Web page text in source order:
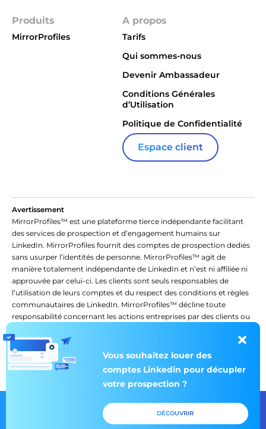
Produits
MirrorProfiles
A propos
Tarifs
Qui sommes-nous
Devenir Ambassadeur
Conditions Générales
d’Utilisation
Politique de Confidentialité
Espace client
Avertissement
MirrorProfiles™ est une plateforme tierce indépendante facilitant
des services de prospection et d’engagement humains sur
LinkedIn. MirrorProfiles fournit des comptes de prospection dediés
sans usurper l’identités de personne. MirrorProfiles™ agit de
manière totalement indépendante de LinkedIn et n’est ni affiliée ni
approuvée par celui-ci. Les clients sont seuls responsables de
l’utilisation de leurs comptes et du respect des conditions et règles
communautaires de LinkedIn. MirrorProfiles™ décline toute
responsabilité concernant les actions entreprises par des clients ou
de la plateforme. L’utilisation de notre plateforme vaut acceptation
de ces conditions.
© 2026 Mirror Profiles. All rights
Paramètres des
cookies
Vous souhaitez louer des
comptes Linkedin pour décupler
votre prospection ?
DÉCOUVRIR